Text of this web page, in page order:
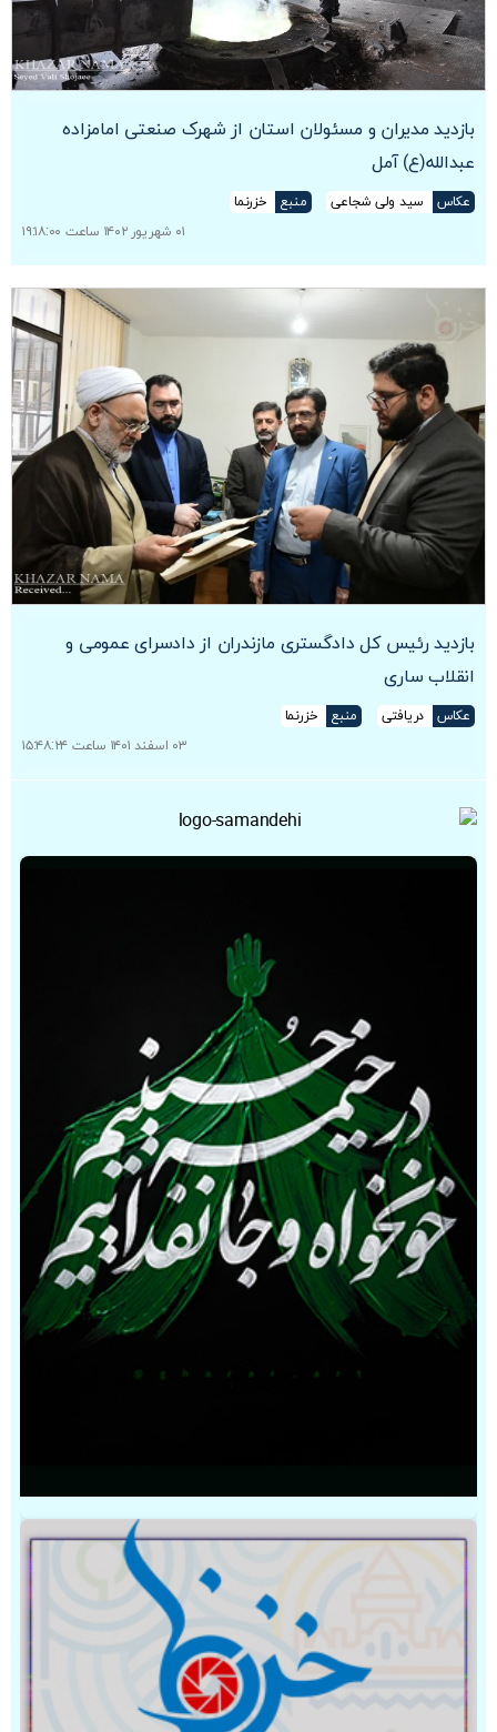
بازدید مدیران و مسئولان استان از شهرک صنعتی امامزاده
عبدالله(ع) آمل
عکاس سید ولی شجاعی منبع
خزرنما
۰۱ شهریور ۱۴۰۲ ساعت ۱۹:۱۸:۰۰
بازدید رئیس کل دادگستری مازندران از دادسرای عمومی و
انقلاب ساری
عکاس دریافتی منبع
خزرنما
۰۳ اسفند ۱۴۰۱ ساعت ۱۵:۴۸:۲۴